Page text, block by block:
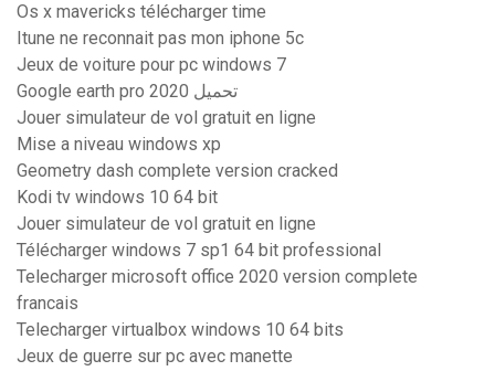
Os x mavericks télécharger time
Itune ne reconnait pas mon iphone 5c
Jeux de voiture pour pc windows 7
Google earth pro 2020 تحميل
Jouer simulateur de vol gratuit en ligne
Mise a niveau windows xp
Geometry dash complete version cracked
Kodi tv windows 10 64 bit
Jouer simulateur de vol gratuit en ligne
Télécharger windows 7 sp1 64 bit professional
Telecharger microsoft office 2020 version complete
francais
Telecharger virtualbox windows 10 64 bits
Jeux de guerre sur pc avec manette